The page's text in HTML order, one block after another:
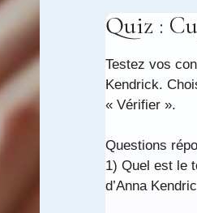
Quiz :
Testez vos
Kendrick.
« Vérifier ».
Questions
Trois
1) Quel est le
d’Anna